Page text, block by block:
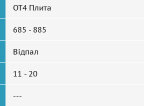
ОТ4 Плита
685 - 885
Відпал
11 - 20
---